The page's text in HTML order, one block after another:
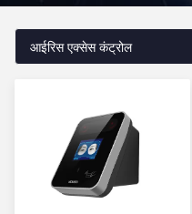
आईरिस एक्सेस कंट्रोल